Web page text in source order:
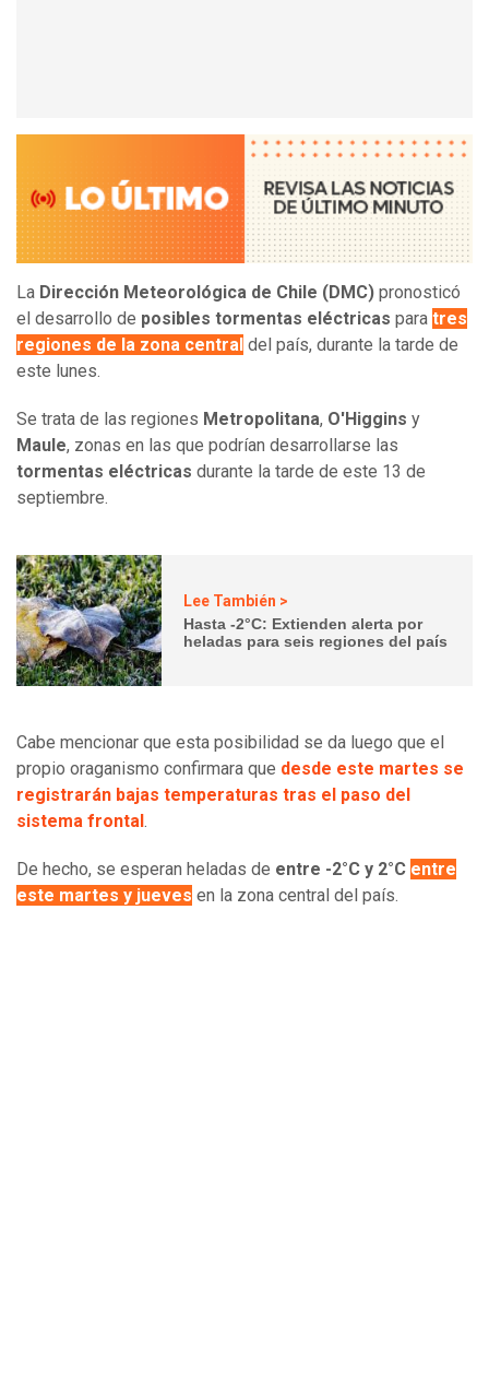
La Dirección Meteorológica de Chile (DMC) pronosticó
el desarrollo de posibles tormentas eléctricas para tres
regiones de la zona central del país, durante la tarde de
este lunes.
Se trata de las regiones Metropolitana, O'Higgins y
Maule, zonas en las que podrían desarrollarse las
tormentas eléctricas durante la tarde de este 13 de
septiembre.
Lee También >
Hasta -2°C: Extienden alerta por
heladas para seis regiones del país
Cabe mencionar que esta posibilidad se da luego que el
propio oraganismo confirmara que desde este martes se
registrarán bajas temperaturas tras el paso del
sistema frontal .
De hecho, se esperan heladas de entre -2°C y 2°C entre
este martes y jueves en la zona central del país.